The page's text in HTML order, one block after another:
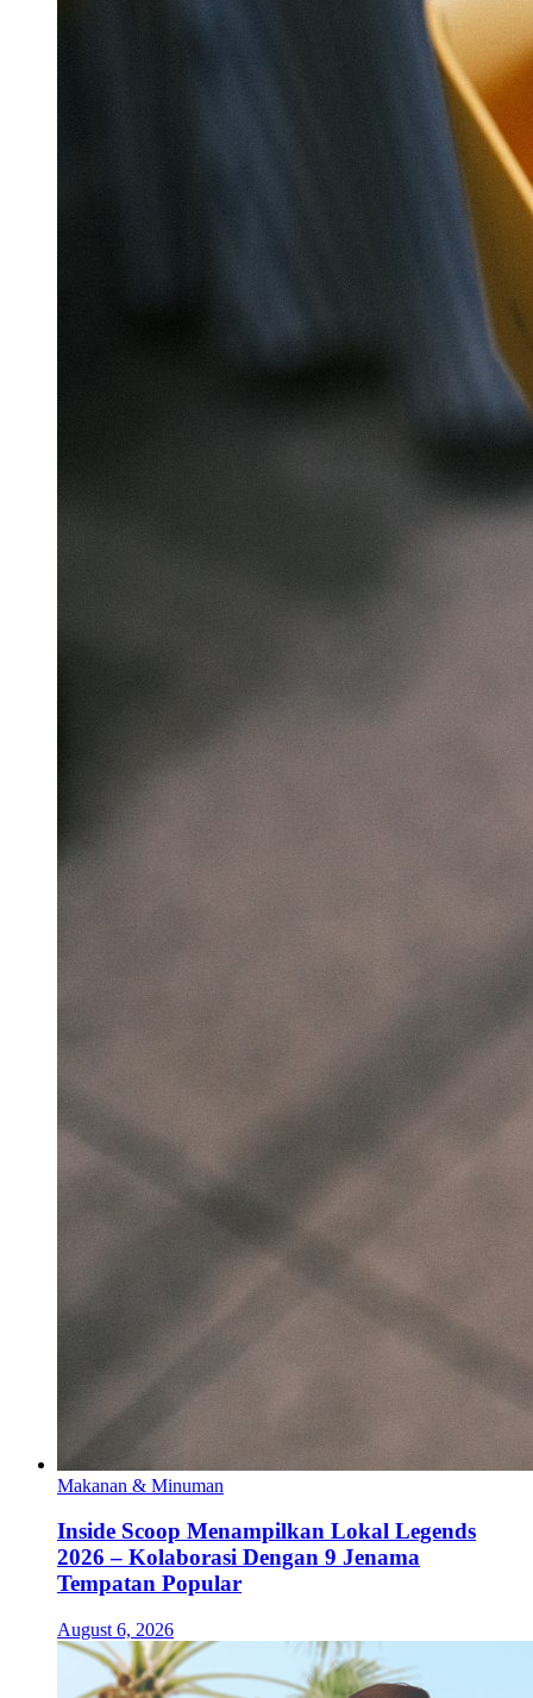
Makanan & Minuman
Inside Scoop Menampilkan Lokal Legends
2026 – Kolaborasi Dengan 9 Jenama
Tempatan Popular
August 6, 2026